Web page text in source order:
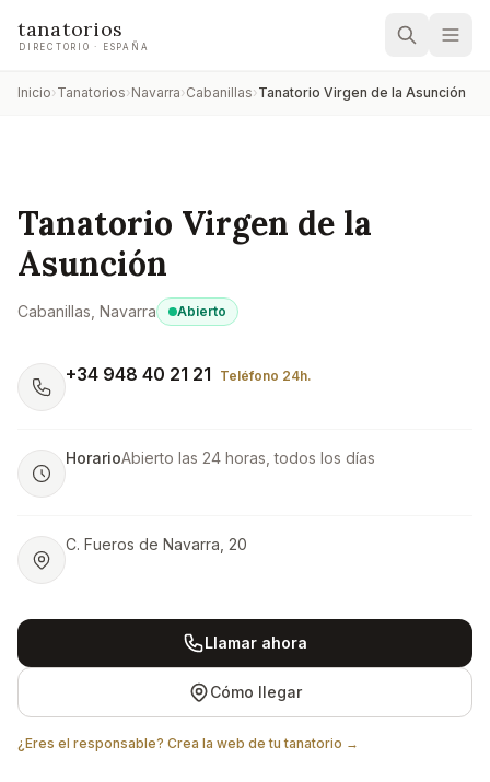
tanatorios
DIRECTORIO · ESPAÑA
Inicio›Tanatorios›Navarra›Cabanillas›Tanatorio Virgen de la Asunción
Tanatorio Virgen de la
Asunción
Cabanillas , Navarra Abierto
+34 948 40 21 21 Teléfono 24h.
HorarioAbierto las 24 horas, todos los días
C. Fueros de Navarra, 20
Llamar ahora
Cómo llegar
¿Eres el responsable? Crea la web de tu tanatorio →